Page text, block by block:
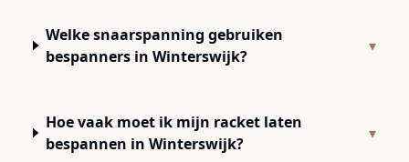
Welke snaarspanning gebruiken
bespanners in Winterswijk?
▾
Hoe vaak moet ik mijn racket laten
bespannen in Winterswijk?
▾